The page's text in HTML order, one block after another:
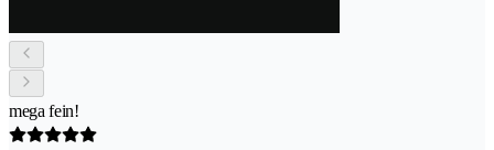
mega fein!